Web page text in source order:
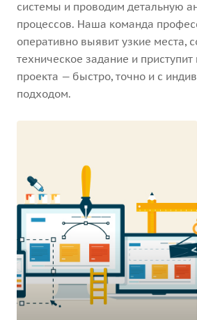
системы и проводим детальную
процессов. Наша команда
оперативно выявит узкие места,
техническое задание и
проекта — быстро, точно и с
подходом.